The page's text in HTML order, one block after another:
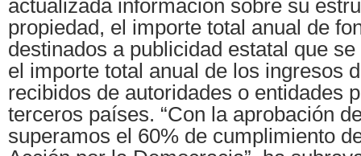
actualizada información sobre su
propiedad, el importe total anual de
destinados a publicidad estatal que
el importe total anual de los ingresos
recibidos de autoridades o entidades
terceros países. “Con la aprobación
superamos el 60% de cumplimiento